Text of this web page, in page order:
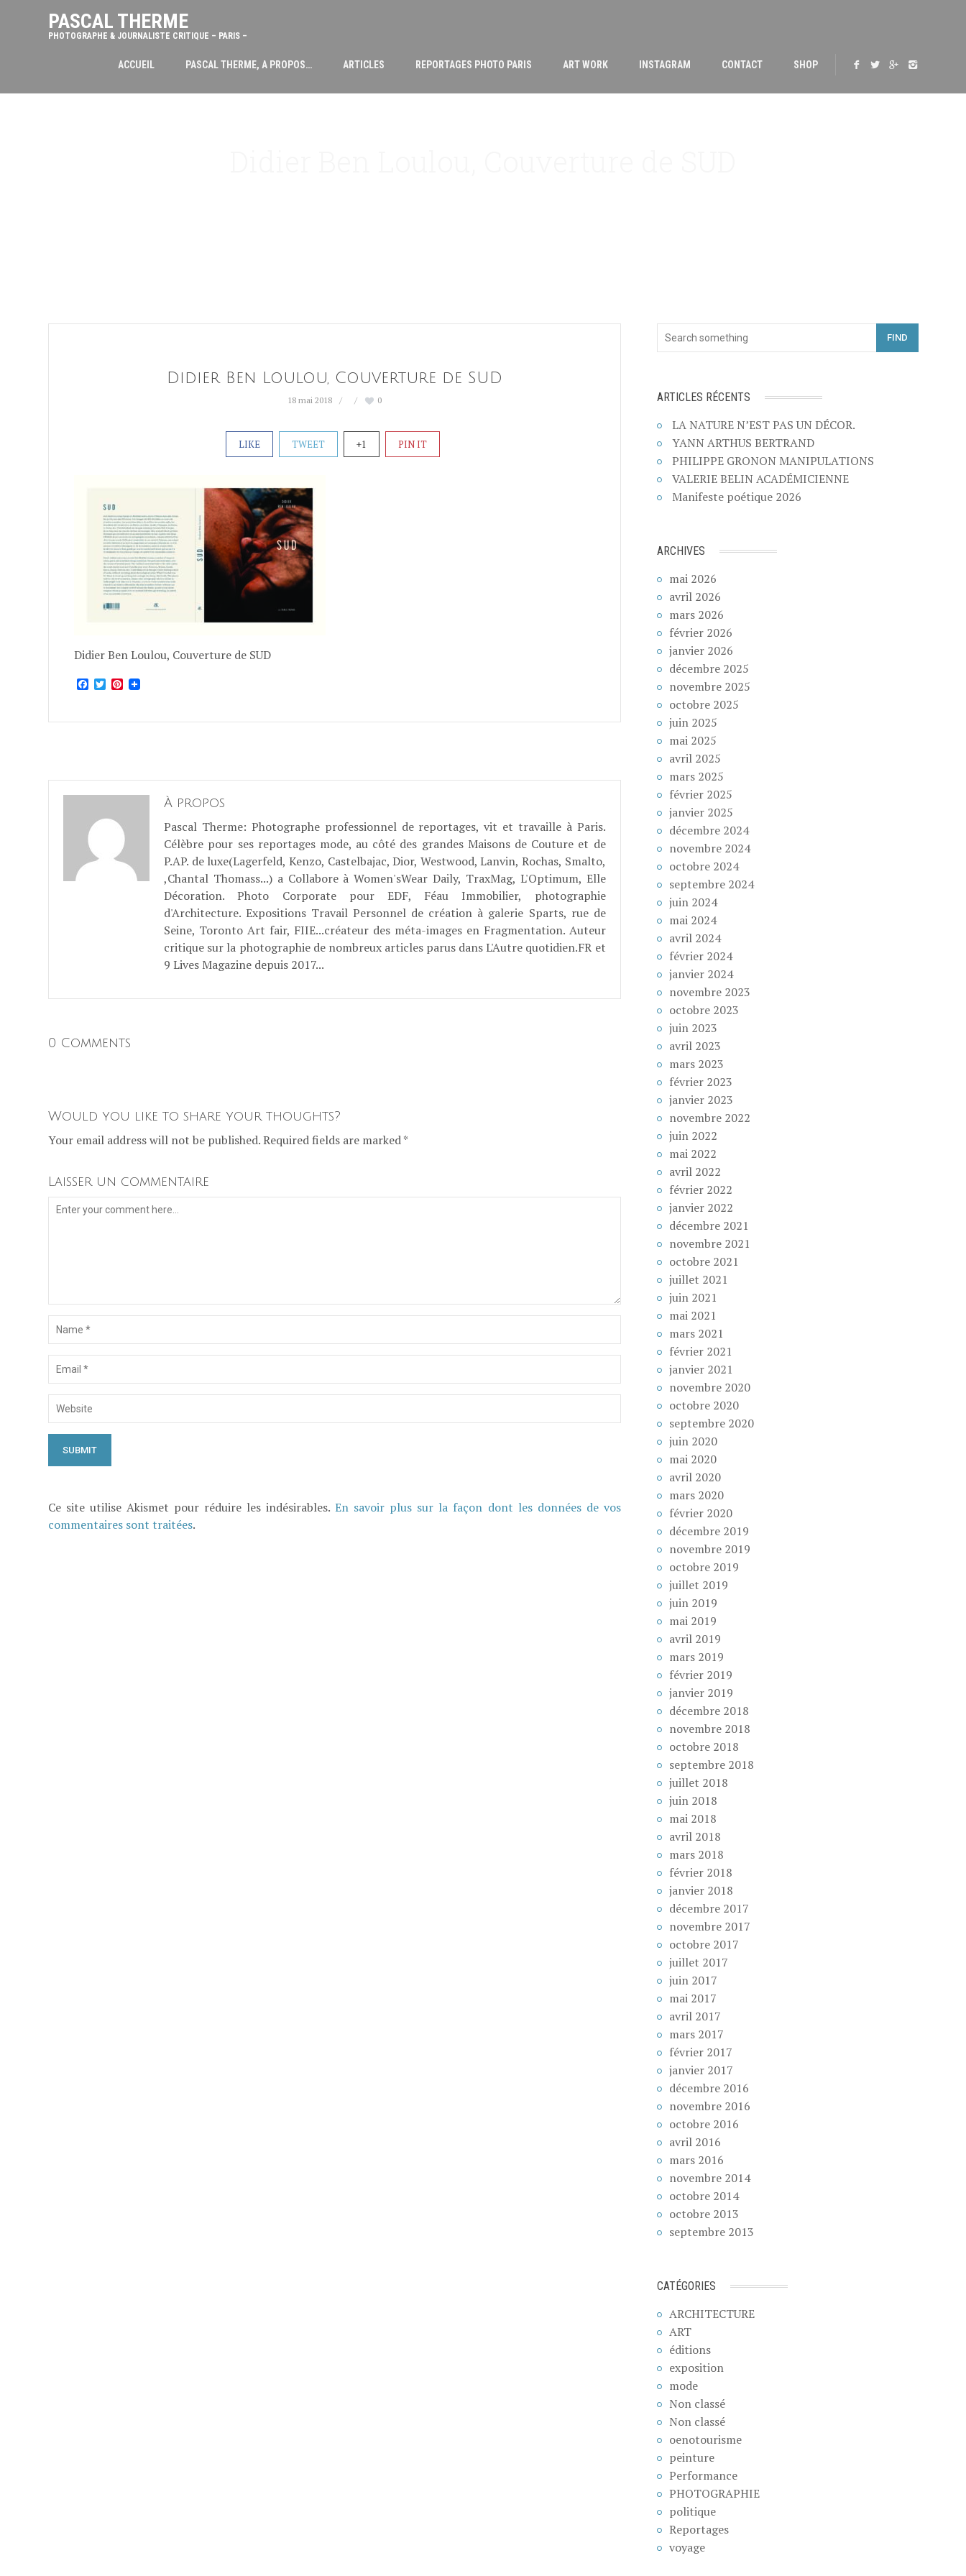
PASCAL THERME
PHOTOGRAPHE & JOURNALISTE CRITIQUE – PARIS –
ACCUEIL PASCAL THERME, A PROPOS… ARTICLES REPORTAGES PHOTO PARIS ART WORK INSTAGRAM CONTACT SHOP
Didier Ben Loulou, Couverture de SUD
18 mai 2018 0
LIKE TWEET +1 PIN IT
Didier Ben Loulou, Couverture de SUD
Facebook
TwitterPinterest
À propos
Pascal Therme: Photographe professionnel de reportages, vit et travaille à Paris.
Célèbre pour ses reportages mode, au côté des grandes Maisons de Couture et de
P.AP. de luxe(Lagerfeld, Kenzo, Castelbajac, Dior, Westwood, Lanvin, Rochas, Smalto,
,Chantal Thomass...) a Collabore à Women'sWear Daily, TraxMag, L'Optimum, Elle
Décoration. Photo Corporate pour EDF, Féau Immobilier, photographie
d'Architecture. Expositions Travail Personnel de création à galerie Sparts, rue de
Seine, Toronto Art fair, FIIE...créateur des méta-images en Fragmentation. Auteur
critique sur la photographie de nombreux articles parus dans L'Autre quotidien.FR et
9 Lives Magazine depuis 2017...
0 Comments
Would you like to share your thoughts?
Your email address will not be published. Required fields are marked *
Laisser un commentaire
Ce site utilise Akismet pour réduire les indésirables.En savoir plus sur la façon dont les données de vos
commentaires sont traitées.
FIND
ARTICLES RÉCENTS
LA NATURE N’EST PAS UN DÉCOR.
YANN ARTHUS BERTRAND
PHILIPPE GRONON MANIPULATIONS
VALERIE BELIN ACADÉMICIENNE
Manifeste poétique 2026
ARCHIVES
mai 2026
avril 2026
mars 2026
février 2026
janvier 2026
décembre 2025
novembre 2025
octobre 2025
juin 2025
mai 2025
avril 2025
mars 2025
février 2025
janvier 2025
décembre 2024
novembre 2024
octobre 2024
septembre 2024
juin 2024
mai 2024
avril 2024
février 2024
janvier 2024
novembre 2023
octobre 2023
juin 2023
avril 2023
mars 2023
février 2023
janvier 2023
novembre 2022
juin 2022
mai 2022
avril 2022
février 2022
janvier 2022
décembre 2021
novembre 2021
octobre 2021
juillet 2021
juin 2021
mai 2021
mars 2021
février 2021
janvier 2021
novembre 2020
octobre 2020
septembre 2020
juin 2020
mai 2020
avril 2020
mars 2020
février 2020
décembre 2019
novembre 2019
octobre 2019
juillet 2019
juin 2019
mai 2019
avril 2019
mars 2019
février 2019
janvier 2019
décembre 2018
novembre 2018
octobre 2018
septembre 2018
juillet 2018
juin 2018
mai 2018
avril 2018
mars 2018
février 2018
janvier 2018
décembre 2017
novembre 2017
octobre 2017
juillet 2017
juin 2017
mai 2017
avril 2017
mars 2017
février 2017
janvier 2017
décembre 2016
novembre 2016
octobre 2016
avril 2016
mars 2016
novembre 2014
octobre 2014
octobre 2013
septembre 2013
CATÉGORIES
ARCHITECTURE
ART
éditions
exposition
mode
Non classé
Non classé
oenotourisme
peinture
Performance
PHOTOGRAPHIE
politique
Reportages
voyage